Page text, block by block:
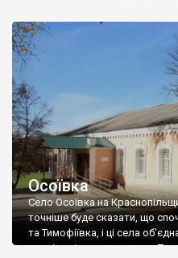
для охорони південних
пізнише, коли охтирський
викупив Славгород у 1686
Осоївка
Село Осоївка на
точніше буде сказати, що
та Тимофіївка, і ці села
століть після заснування.